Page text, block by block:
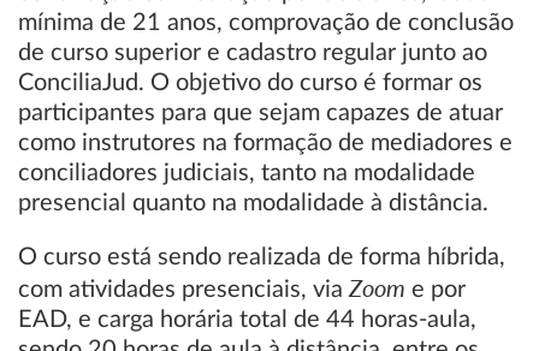
mínima de 21 anos, comprovação de conclusão
de curso superior e cadastro regular junto ao
ConciliaJud. O objetivo do curso é formar os
participantes para que sejam capazes de atuar
como instrutores na formação de mediadores e
conciliadores judiciais, tanto na modalidade
presencial quanto na modalidade à distância.
O curso está sendo realizada de forma híbrida,
com atividades presenciais, via Zoom e por
EAD, e carga horária total de 44 horas-aula,